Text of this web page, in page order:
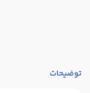
توضیحات